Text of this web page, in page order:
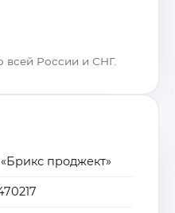
всей России и СНГ.
проджект»